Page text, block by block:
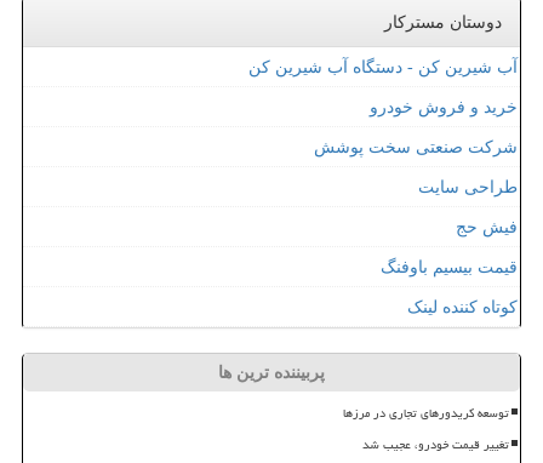
دوستان مسترکار
آب شیرین کن - دستگاه آب شیرین کن
خرید و فروش خودرو
شرکت صنعتی سخت پوشش
طراحی سایت
فیش حج
قیمت بیسیم باوفنگ
کوتاه کننده لینک
پربیننده ترین ها
توسعه کریدورهای تجاری در مرزها
تغییر قیمت خودرو، عجیب شد